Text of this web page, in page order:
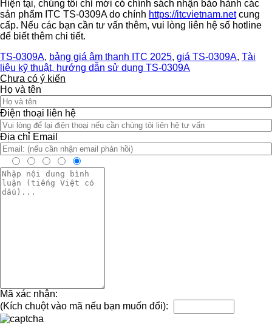
Hiện tại, chúng tôi chỉ mới có chính sách nhận bảo hành các
sản phẩm ITC TS-0309A do chính https://itcvietnam.netcung
cấp. Nếu các bạn cần tư vấn thêm, vui lòng liên hệ số hotline
để biết thêm chi tiết.
TS-0309A, bảng giá âm thanh ITC 2025, giá TS-0309A, Tài
liệu kỹ thuật, hướng dẫn sử dụng TS-0309A
Chưa có ý kiến
Họ và tên
Điện thoại liên hệ
Địa chỉ Email
Mã xác nhận:
(Kích chuột vào mã nếu bạn muốn đổi):